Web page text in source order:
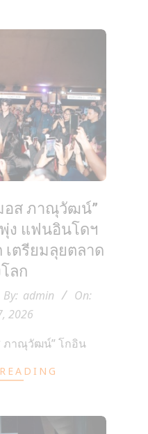
อส ภาณุวัฒน์”
ง แฟนอินโดฯ
ตรียมลุยตลาด
ลก
By: admin
On:
2026
ภาณุวัฒน์” โกอิน